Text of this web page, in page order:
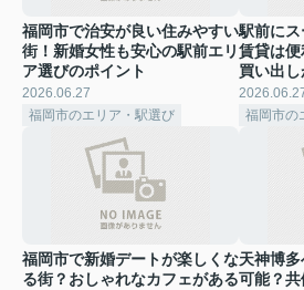
福岡市で治安が良い住みやすい
街！新婚女性も安心の駅前エリ
ア選びのポイント
2026.06.27
福岡市のエリア・駅選び
駅前に
賃貸は
買い出
福岡市の
福岡市で新婚デートが楽しくな
る街？おしゃれなカフェがある
天神博
可能？